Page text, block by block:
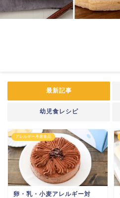
最新記事
幼児食レシピ
アレルギー考慮食品
卵・乳・小麦アレルギー対